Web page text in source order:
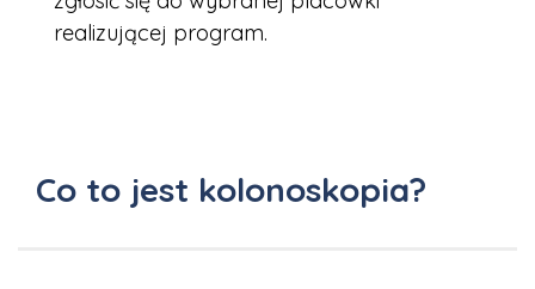
realizującej program.
Co to jest kolonoskopia?